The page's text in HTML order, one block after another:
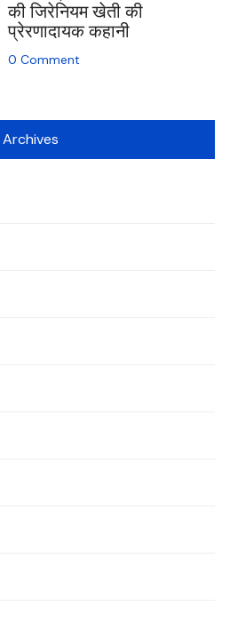
की जिरेनियम खेती की
प्रेरणादायक कहानी
0 Comment
Archives